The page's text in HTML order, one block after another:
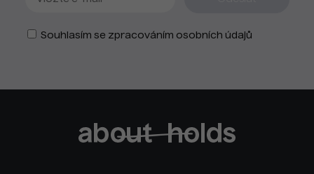
Souhlasím se zpracováním osobních údajů